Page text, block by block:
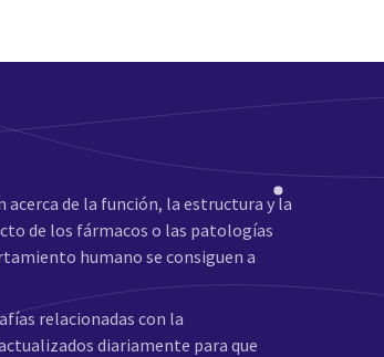
de la función, la estructura y la
de los fármacos o las patologías
humano se consiguen a
relacionadas con la
diariamente para que